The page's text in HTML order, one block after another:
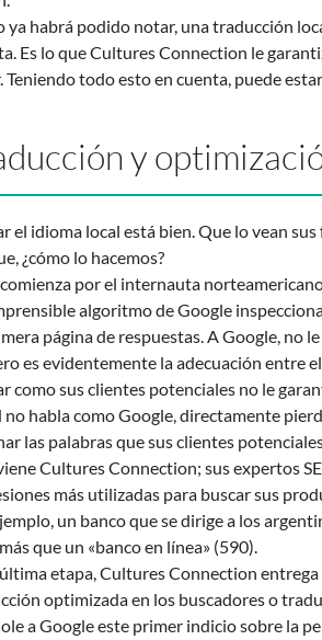
ya habrá podido notar, una traducción
Es lo que Cultures Connection le
Teniendo todo esto en cuenta, puede
y
el idioma local está bien. Que lo vean
¿cómo lo hacemos?
por el internauta
algoritmo de Google
página de respuestas. A Google, no
es evidentemente la adecuación entre
como sus clientes potenciales no le
no habla como Google, directamente
las palabras que sus clientes
Cultures Connection; sus expertos
más utilizadas para buscar sus
un banco que se dirige a los
que un «banco en línea» (590).
etapa, Cultures Connection
optimizada en los buscadores o
a Google este primer indicio sobre la